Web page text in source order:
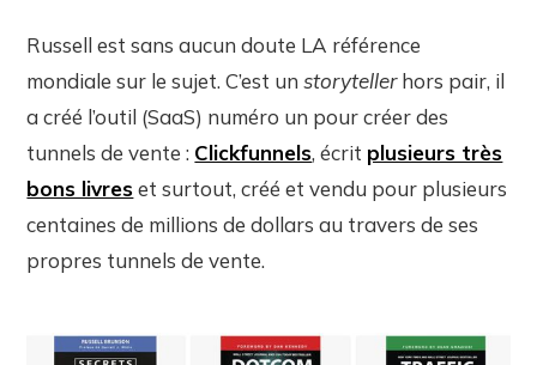
Russell est sans aucun doute LA référence
mondiale sur le sujet. C’est unstorytellerhors pair, il
a créé l’outil (SaaS) numéro un pour créer des
tunnels de vente : Clickfunnels, écrit plusieurs très
bons livreset surtout, créé et vendu pour plusieurs
centaines de millions de dollars au travers de ses
propres tunnels de vente.